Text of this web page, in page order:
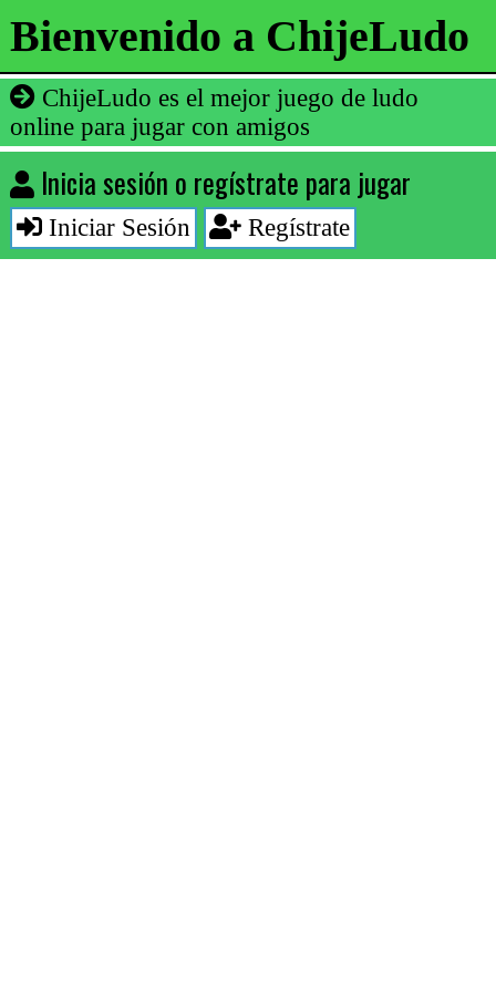
Bienvenido a ChijeLudo
ChijeLudo es el mejor juego de ludo
online para jugar con amigos
Inicia sesión o regístrate para jugar
Iniciar Sesión Regístrate